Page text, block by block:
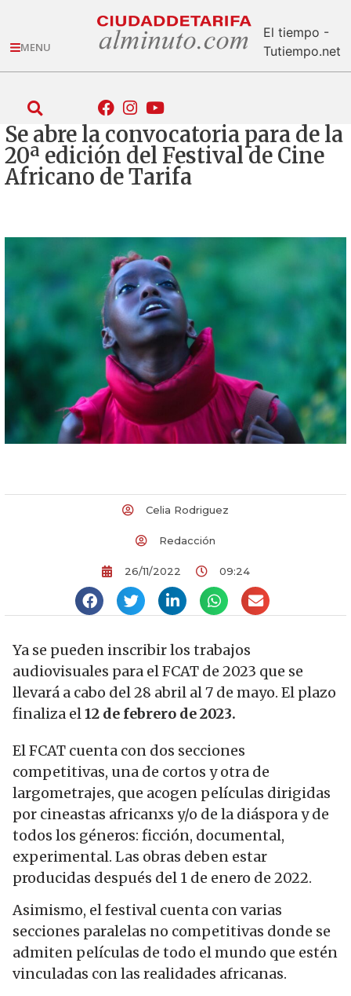
MENU
El tiempo -
Tutiempo.net
Se abre la convocatoria para de la
20ª edición del Festival de Cine
Africano de Tarifa
Celia Rodriguez
Redacción
26/11/2022 09:24
Ya se pueden inscribir los trabajos
audiovisuales para el FCAT de 2023 que se
llevará a cabo del 28 abril al 7 de mayo. El plazo
finaliza el12 de febrero de 2023.
El FCAT cuenta con dos secciones
competitivas, una de cortos y otra de
largometrajes, que acogen películas dirigidas
por cineastas africanxs y/o de la diáspora y de
todos los géneros: ficción, documental,
experimental. Las obras deben estar
producidas después del 1 de enero de 2022.
Asimismo, elfestival cuenta con varias
secciones paralelas no competitivas donde se
admiten películas de todo el mundo que estén
vinculadas con las realidades africanas.